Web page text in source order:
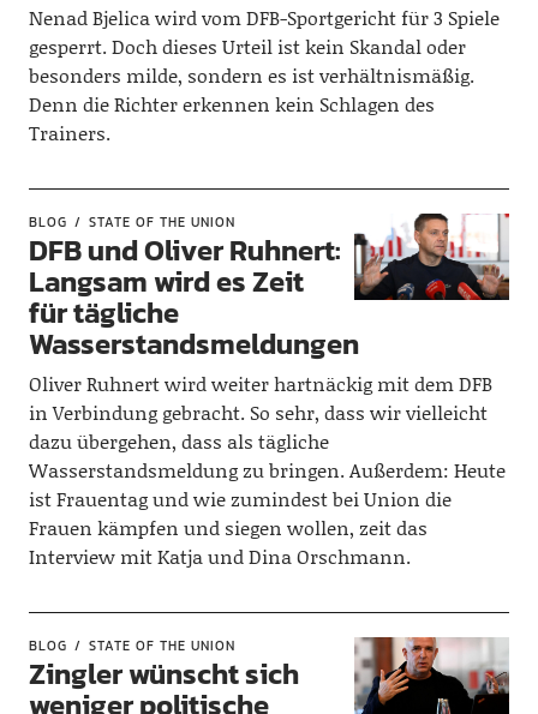
Nenad Bjelica wird vom DFB-Sportgericht für 3 Spiele
gesperrt. Doch dieses Urteil ist kein Skandal oder
besonders milde, sondern es ist verhältnismäßig.
Denn die Richter erkennen kein Schlagen des
Trainers.
BLOG STATE OF THE UNION
DFB und Oliver Ruhnert:
Langsam wird es Zeit
für tägliche
Wasserstandsmeldungen
Oliver Ruhnert wird weiter hartnäckig mit dem DFB
in Verbindung gebracht. So sehr, dass wir vielleicht
dazu übergehen, dass als tägliche
Wasserstandsmeldung zu bringen. Außerdem: Heute
ist Frauentag und wie zumindest bei Union die
Frauen kämpfen und siegen wollen, zeit das
Interview mit Katja und Dina Orschmann.
BLOG STATE OF THE UNION
Zingler wünscht sich
weniger politische